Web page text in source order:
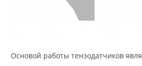
Основой работы тензодатчиков